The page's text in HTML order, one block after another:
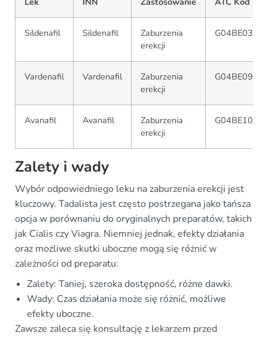
Sildenafil Sildenafil
Zaburzenia
erekcji
G04BE03
Vardenafil Vardenafil
Zaburzenia
erekcji
G04BE09
Avanafil Avanafil
Zaburzenia
erekcji
G04BE10
Zalety i wady
Wybór odpowiedniego leku na zaburzenia erekcji jest
kluczowy. Tadalista jest często postrzegana jako tańsza
opcja w porównaniu do oryginalnych preparatów, takich
jak Cialis czy Viagra. Niemniej jednak, efekty działania
oraz możliwe skutki uboczne mogą się różnić w
zależności od preparatu:
Zalety: Taniej, szeroka dostępność, różne dawki.
Wady: Czas działania może się różnić, możliwe
efekty uboczne.
Zawsze zaleca się konsultację z lekarzem przed